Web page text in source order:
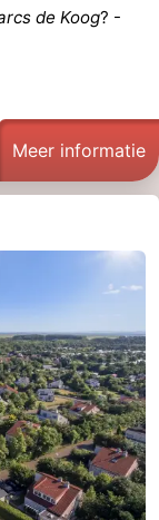
de Koog? -
Meer informatie